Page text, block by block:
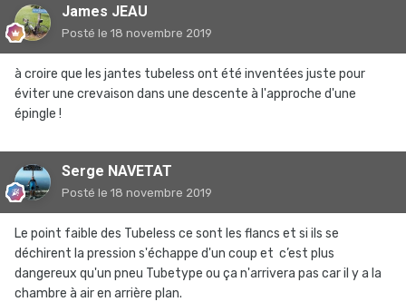
James JEAU
Posté le 18 novembre 2019
à croire que les jantes tubeless ont été inventées juste pour
éviter une crevaison dans une descente à l'approche d'une
épingle !
Serge NAVETAT
Posté le 18 novembre 2019
Le point faible des Tubeless ce sont les flancs et si ils se
déchirent la pression s'échappe d'un coup et c’est plus
dangereux qu'un pneu Tubetype ou ça n'arrivera pas car il y a la
chambre à air en arrière plan.